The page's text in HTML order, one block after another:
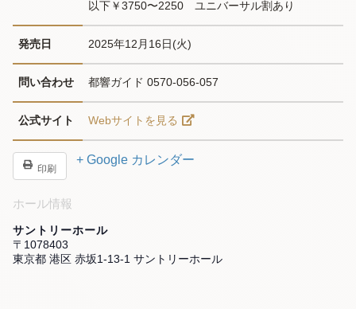
以下￥3750〜2250　ユニバーサル割あり
発売日 2025年12月16日(火)
問い合わせ 都響ガイド 0570-056-057
公式サイト Webサイトを見る
印刷
+ Google カレンダー
ホール情報
サントリーホール
〒1078403
東京都 港区 赤坂1-13-1 サントリーホール